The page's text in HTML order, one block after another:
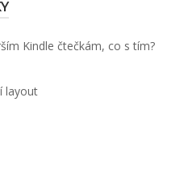
Kindle čtečkám, co s tím?
layout